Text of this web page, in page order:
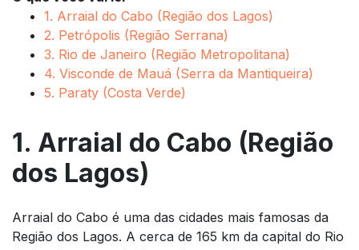
1. Arraial do Cabo (Região dos Lagos)
2. Petrópolis (Região Serrana)
3. Rio de Janeiro (Região Metropolitana)
4. Visconde de Mauá (Serra da Mantiqueira)
5. Paraty (Costa Verde)
1. Arraial do Cabo (Região
dos Lagos)
Arraial do Cabo é uma das cidades mais famosas da
Região dos Lagos. A cerca de 165 km da capital do Rio